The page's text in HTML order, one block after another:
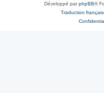
Développé parphpBB®
Traduction